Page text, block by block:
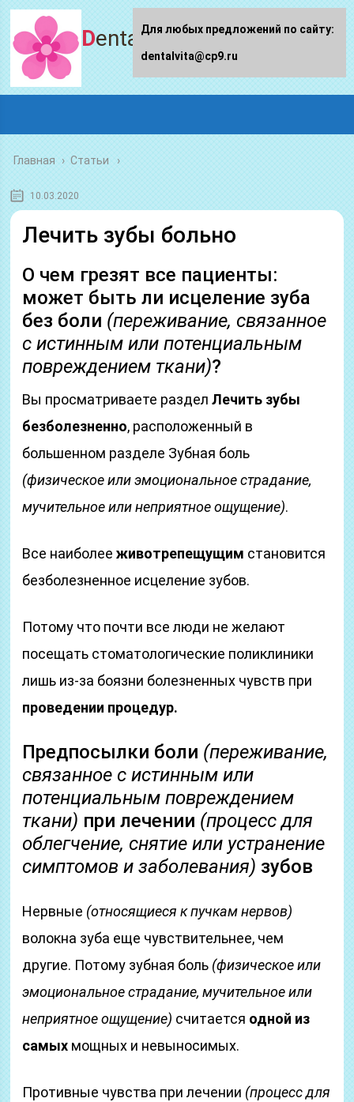
Dentalvita.ru
Главная › Статьи
10.03.2020
Лечить зубы больно
О чем грезят все пациенты:
может быть ли исцеление зуба
без боли (переживание, связанное
с истинным или потенциальным
повреждением ткани)?
Вы просматриваете разделЛечить зубы
безболезненно, расположенный в
большенном разделе Зубная боль
(физическое или эмоциональное страдание,
мучительное или неприятное ощущение).
Все наиболееживотрепещущим становится
безболезненное исцеление зубов.
Потому что почти все люди не желают
посещать стоматологические поликлиники
лишь из-за боязни болезненных чувств при
проведении процедур.
Предпосылки боли (переживание,
связанное с истинным или
потенциальным повреждением
ткани) при лечении (процесс для
облегчение, снятие или устранение
симптомов и заболевания) зубов
Нервные (относящиеся к пучкам нервов)
волокна зуба еще чувствительнее, чем
другие. Потому зубная боль (физическое или
эмоциональное страдание, мучительное или
неприятное ощущение) считается одной из
самых мощных и невыносимых.
Противные чувства при лечении (процесс для
Для любых предложений по сайту:
dentalvita@cp9.ru